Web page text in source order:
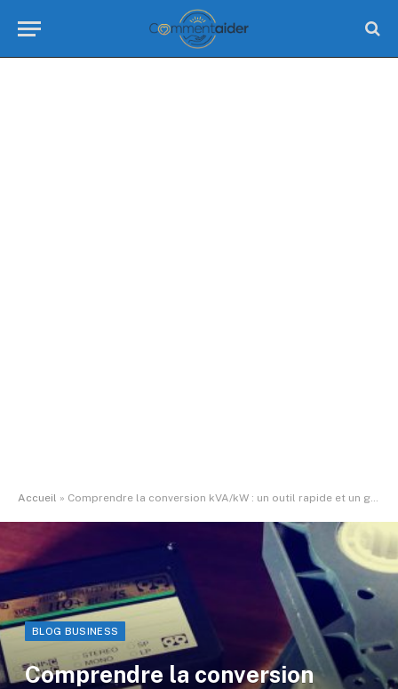
Accueil » Comprendre la conversion kVA/kW : un outil rapide et un guide pratique
BLOG BUSINESS
Comprendre la conversion